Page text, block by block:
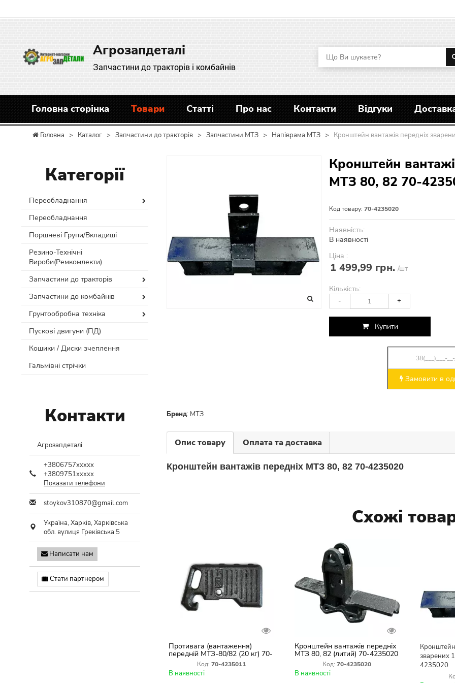
Агрозапдеталі
Запчастини до тракторів і комбайнів
Головна сторінка Товари Статті Про нас Контакти Відгуки
Головна > Каталог > Запчастини до тракторів > Запчастини МТЗ > Напіврама МТЗ > Кронштейн вантажів передніх
Кронштейн
МТЗ 80, 82 70-
Код товару: 70-4235020
Наявність:
В наявності
Ціна :
1 499,99 грн. /шт
Кількість:
- +
Купити
Замовити в
Бренд: МТЗ
Опис товару Оплата та доставка
Кронштейн вантажів передніх МТЗ 80, 82 70-4235020
Схожі
Противага (вантаження)
передній МТЗ-80/82 (20 кг) 70-
Код: 70-4235011
В наявності
Кронштейн вантажів передніх
МТЗ 80, 82 (литий) 70-4235020
Код: 70-4235020
В наявності
зварених
4235020
Категорії
Переобладнання
Переобладнання
Поршневі Групи/Вкладиші
Резино-Технічні
Вироби(Ремкомлекти)
Запчастини до тракторів
Запчастини до комбайнів
Грунтообробна техніка
Пускові двигуни (ПД)
Кошики / Диски зчеплення
Гальмівні стрічки
Контакти
Агрозапдеталі
+3806757xxxxx
+3809751xxxxx
Показати телефони
stoykov310870@gmail.com
Україна,Харків,Харківська
обл. вулиця Греківська 5
Написати нам
Стати партнером